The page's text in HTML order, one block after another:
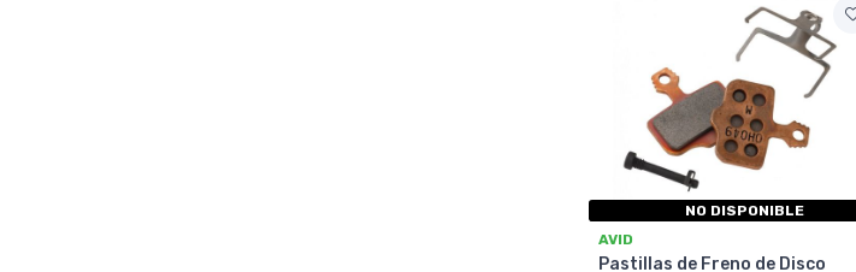
NO DISPONIBLE
AVID
Pastillas de Freno de Disco